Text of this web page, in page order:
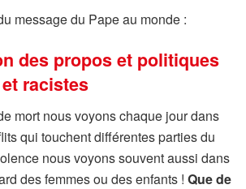
message du Pape au monde :
des propos et politiques
racistes
mort nous voyons chaque jour dans
qui touchent différentes parties du
nous voyons souvent aussi dans
des femmes ou des enfants ! Que de